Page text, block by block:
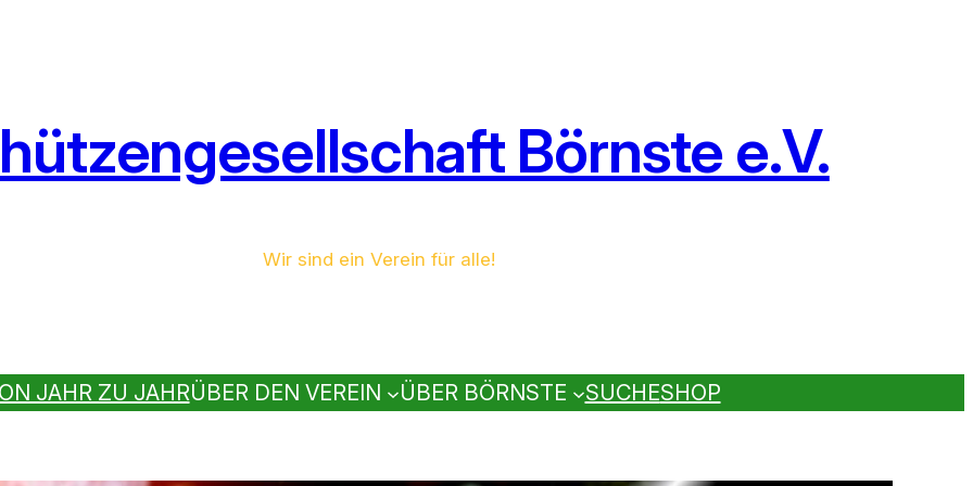
Börnste e.V.
Wir sind ein Verein für alle!
JAHR ZU JAHRÜBER DEN VEREIN ÜBER BÖRNSTE SUCHESHOP